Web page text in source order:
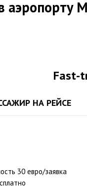
аэропорту
Fast-
НА РЕЙСЕ
30 евро/заявка